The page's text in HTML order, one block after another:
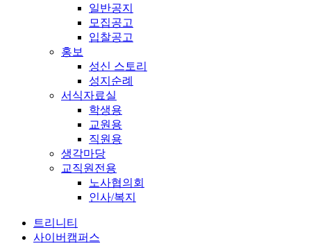
일반공지
모집공고
입찰공고
홍보
성신 스토리
성지순례
서식자료실
학생용
교원용
직원용
생각마당
교직원전용
노사협의회
인사/복지
트리니티
사이버캠퍼스